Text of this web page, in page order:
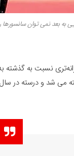
به بعد نمی توان سانسورها
نسبت به
می شد و درسته در